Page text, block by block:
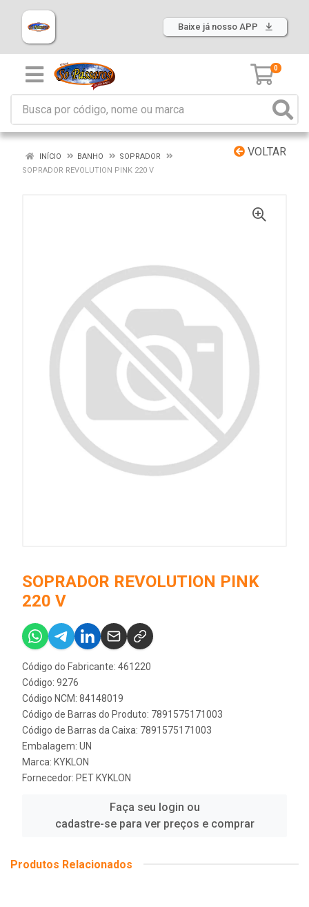
Baixe já nosso APP
0
VOLTAR
INÍCIO BANHO
SOPRADOR
SOPRADOR REVOLUTION PINK 220 V
SOPRADOR REVOLUTION PINK
220 V
Código do Fabricante: 461220
Código: 9276
Código NCM: 84148019
Código de Barras do Produto: 7891575171003
Código de Barras da Caixa: 7891575171003
Embalagem: UN
Marca: KYKLON
Fornecedor: PET KYKLON
Faça seu login ou
cadastre-se para ver preços e comprar
Produtos Relacionados